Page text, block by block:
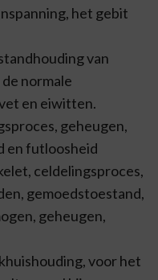
het gebit
van
normale
en eiwitten.
geheugen,
en futloosheid
celdelingsproces,
gemoedstoestand,
geheugen,
voor het